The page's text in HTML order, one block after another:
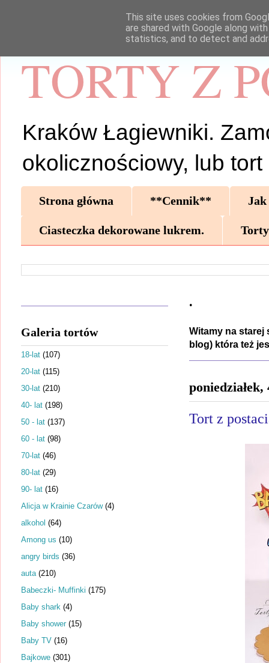
TORTY Z
Kraków Łagiewniki.
okolicznościowy, lub tort
Strona główna **Cennik** Jak
Ciasteczka dekorowane lukrem.
.
Witamy na starej
blog) która też
Tort z
Galeria tortów
18-lat (107)
20-lat (115)
30-lat (210)
40- lat (198)
50 - lat (137)
60 - lat (98)
70-lat (46)
80-lat (29)
90- lat (16)
Alicja w Krainie Czarów (4)
alkohol (64)
Among us (10)
angry birds (36)
auta (210)
Babeczki- Muffinki (175)
Baby shark (4)
Baby shower (15)
Baby TV (16)
Bajkowe (301)
This site uses cookies from
are shared with Google along
statistics, and to detect and